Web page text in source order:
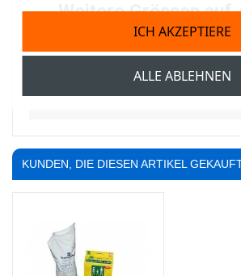
Weitere Grössen auf
per Mail oder
Hier klicken
KUNDEN, DIE DIESEN ARTIKEL
ALLE ABLEHNEN
ICH AKZEPTIERE